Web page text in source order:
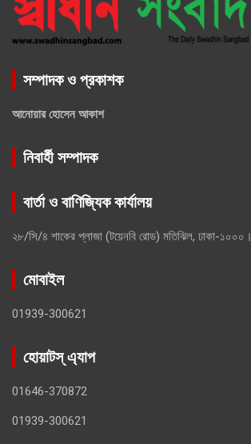
সম্পাদক ও প্রকাশক
আনোয়ার হোসেন আকাশ
নিবার্হী সম্পাদক
বার্তা ও বাণিজ্যিক কার্যালয়
২৮/সি/৪ শাকের প্লাজা (টয়েনবি রোড) মতিঝিল, ঢাকা-১০০০।
মোবাইল
01939-300621
হোয়াটস্ এ্যাপ
01646-370872
01939-300621